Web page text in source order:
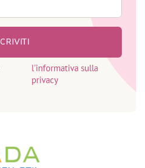
l'informativa sulla
privacy